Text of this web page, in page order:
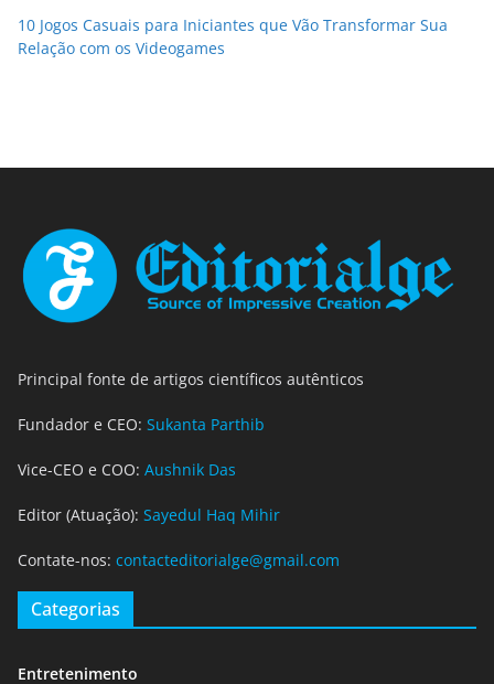
10 Jogos Casuais para Iniciantes que Vão Transformar Sua
Relação com os Videogames
Principal fonte de artigos científicos autênticos
Fundador e CEO: Sukanta Parthib
Vice-CEO e COO: Aushnik Das
Editor (Atuação): Sayedul Haq Mihir
Contate-nos: contacteditorialge@gmail.com
Categorias
Entretenimento